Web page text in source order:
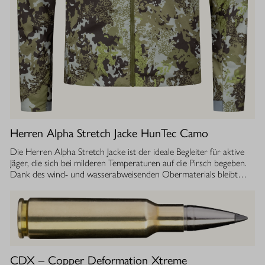
Herren Alpha Stretch Jacke HunTec Camo
Die Herren Alpha Stretch Jacke ist der ideale Begleiter für aktive
Jäger, die sich bei milderen Temperaturen auf die Pirsch begeben.
Dank des wind- und wasserabweisenden Obermaterials bleibt
leicht und dehnbar ist. Die geräuscharme Verarbeitung sorgt
dafür, dass Sie sich unbemerkt fortbewegen können. Die
luftdurchlässige Isolierung ermöglicht einen optimalen
Feuchtigkeitstransport, sodass Sie auch bei anstrengenden
Aktivitäten stets ein angenehmes Tragegefühl haben. Ob im
CDX – Copper Deformation Xtreme